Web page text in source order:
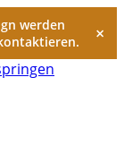
werden
×